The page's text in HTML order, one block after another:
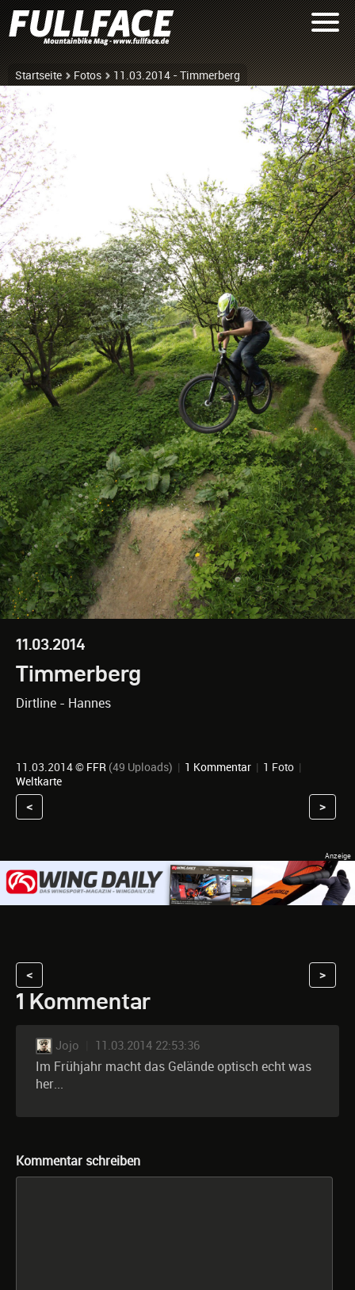
Startseite Fotos 11.03.2014 - Timmerberg
11.03.2014
Timmerberg
Dirtline - Hannes
11.03.2014 © FFR (49 Uploads) | 1 Kommentar | 1 Foto |
Weltkarte
< >
< >
1 Kommentar
Jojo 11.03.2014 22:53:36
Im Frühjahr macht das Gelände optisch echt was
her...
Kommentar schreiben